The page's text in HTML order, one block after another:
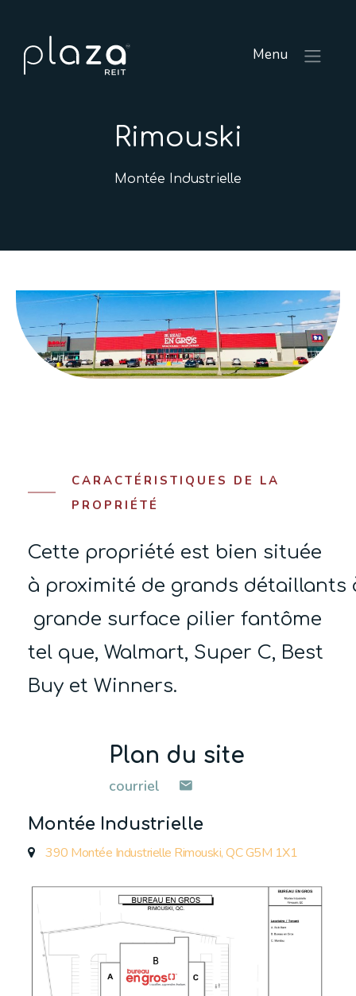
Menu
Rimouski
Montée Industrielle
CARACTÉRISTIQUES DE LA
PROPRIÉTÉ
Cette propriété est bien située
à proximité de grands détaillants
grande surface pilier fantôme
tel que, Walmart, Super C, Best
Buy et Winners.
Plan du site
courriel
Montée Industrielle
390 Montée Industrielle Rimouski, QC G5M 1X1